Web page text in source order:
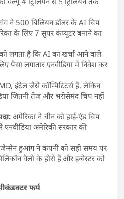
ने 500 बिलियन डॉलर के AI चिप
के लिए 7 सुपर कंप्यूटर बनाने का
को लगता है कि AI का खर्चा आने वाले
पैसा लगातार एनवीडिया में निवेश कर
इंटेल जैसे कॉम्पिटिटर्स हैं, लेकिन
जितनी तेज और भरोसेमंद चिप नहीं
अमेरिका ने चीन को हाई-एंड चिप
अमेरिकी सरकार की
जेन्सेन हुआंग ने कंपनी को सही समय पर
वैली के हीरो हैं और इन्वेस्टर को
फर्म